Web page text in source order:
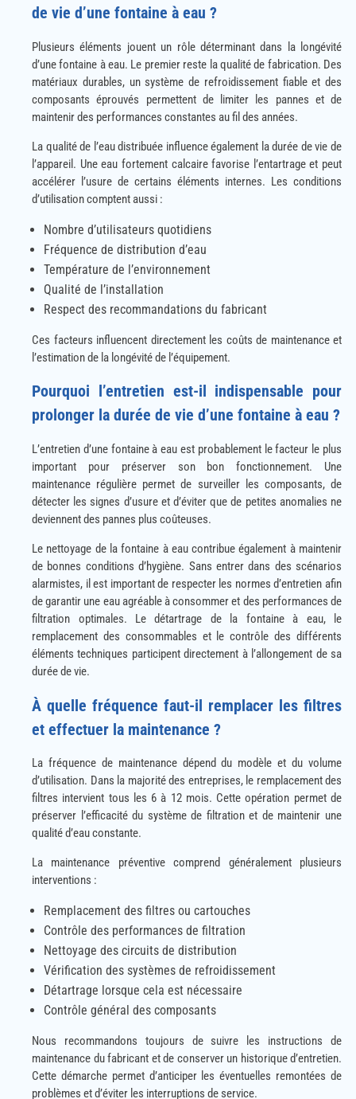
de vie d’une fontaine à eau ?
Plusieurs éléments jouent un rôle déterminant dans la longévité
d’une fontaine à eau. Le premier reste la qualité de fabrication. Des
matériaux durables, un système de refroidissement fiable et des
composants éprouvés permettent de limiter les pannes et de
maintenir des performances constantes au fil des années.
La qualité de l’eau distribuée influence également la durée de vie de
l’appareil. Une eau fortement calcaire favorise l’entartrage et peut
accélérer l’usure de certains éléments internes. Les conditions
d’utilisation comptent aussi :
Nombre d’utilisateurs quotidiens
Fréquence de distribution d’eau
Température de l’environnement
Qualité de l’installation
Respect des recommandations du fabricant
Ces facteurs influencent directement les coûts de maintenance et
l’estimation de la longévité de l’équipement.
Pourquoi l’entretien est-il indispensable pour
prolonger la durée de vie d’une fontaine à eau ?
L’entretien d’une fontaine à eau est probablement le facteur le plus
important pour préserver son bon fonctionnement. Une
maintenance régulière permet de surveiller les composants, de
détecter les signes d’usure et d’éviter que de petites anomalies ne
deviennent des pannes plus coûteuses.
Le nettoyage de la fontaine à eau contribue également à maintenir
de bonnes conditions d’hygiène. Sans entrer dans des scénarios
alarmistes, il est important de respecter les normes d’entretien afin
de garantir une eau agréable à consommer et des performances de
filtration optimales. Le détartrage de la fontaine à eau, le
remplacement des consommables et le contrôle des différents
éléments techniques participent directement à l’allongement de sa
durée de vie.
À quelle fréquence faut-il remplacer les filtres
et effectuer la maintenance ?
La fréquence de maintenance dépend du modèle et du volume
d’utilisation. Dans la majorité des entreprises, le remplacement des
filtres intervient tous les 6 à 12 mois. Cette opération permet de
préserver l’efficacité du système de filtration et de maintenir une
qualité d’eau constante.
La maintenance préventive comprend généralement plusieurs
interventions :
Remplacement des filtres ou cartouches
Contrôle des performances de filtration
Nettoyage des circuits de distribution
Vérification des systèmes de refroidissement
Détartrage lorsque cela est nécessaire
Contrôle général des composants
Nous recommandons toujours de suivre les instructions de
maintenance du fabricant et de conserver un historique d’entretien.
Cette démarche permet d’anticiper les éventuelles remontées de
problèmes et d’éviter les interruptions de service.